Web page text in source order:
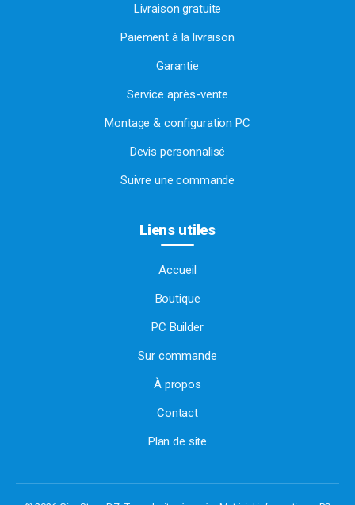
Livraison gratuite
Paiement à la livraison
Garantie
Service après-vente
Montage & configuration PC
Devis personnalisé
Suivre une commande
Liens utiles
Accueil
Boutique
PC Builder
Sur commande
À propos
Contact
Plan de site